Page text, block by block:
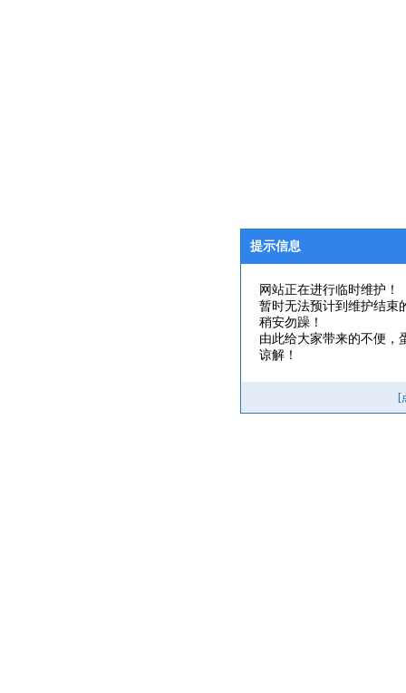
提示信息
网站正在进行临时维护！
暂时无法预计到维护结束
稍安勿躁！
由此给大家带来的不便，
谅解！
[